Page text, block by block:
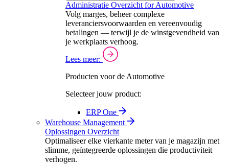
Administratie Overzicht for Automotive
Volg marges, beheer complexe
leveranciersvoorwaarden en vereenvoudig
betalingen — terwijl je de winstgevendheid van
je werkplaats verhoog.
Lees meer:
Producten voor de Automotive
Selecteer jouw product:
ERP One
Warehouse Management
Oplossingen Overzicht
Optimaliseer elke vierkante meter van je magazijn met
slimme, geïntegreerde oplossingen die productiviteit
verhogen.